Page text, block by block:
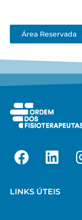
Área Reservada
LINKS ÚTEIS